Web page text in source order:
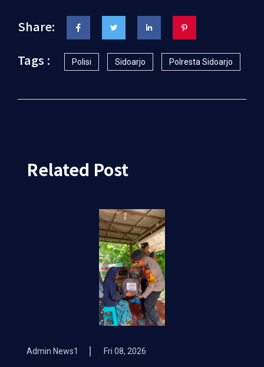
Share:
Tags :
Polisi Sidoarjo Polresta Sidoarjo
Related Post
Admin News1 Fri 08, 2026